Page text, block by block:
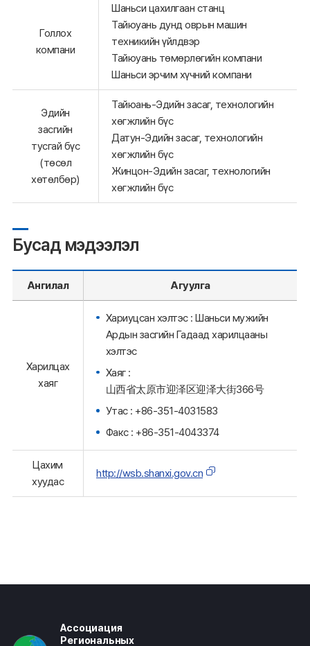
Голлох
компани
Шаньси цахилгаан станц
Тайюуань дунд оврын машин
техникийн үйлдвэр
Тайюуань төмөрлөгийн компани
Шаньси эрчим хүчний компани
Эдийн
засгийн
тусгай бүс
(төсөл
хөтөлбөр)
Тайюань-Эдийн засаг, технологийн
хөгжлийн бүс
Датун-Эдийн засаг, технологийн
хөгжлийн бүс
Жинцон-Эдийн засаг, технологийн
хөгжлийн бүс
Бусад мэдээлэл
Ангилал Агуулга
Харилцах
хаяг
Хариуцсан хэлтэс : Шаньси мужийн
Ардын засгийн Гадаад харилцааны
хэлтэс
Хаяг :
山西省太原市迎泽区迎泽大街366号
Утас : +86-351-4031583
Факс : +86-351-4043374
Цахим
хуудас
http://wsb.shanxi.gov.cn
Ассоциация
Региональных